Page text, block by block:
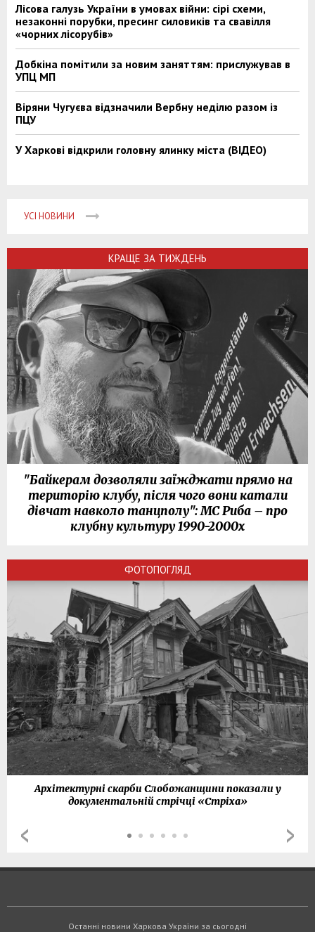
Лісова галузь України в умовах війни: сірі схеми,
незаконні порубки, пресинг силовиків та свавілля
«чорних лісорубів»
Добкіна помітили за новим заняттям: прислужував в
УПЦ МП
Віряни Чугуєва відзначили Вербну неділю разом із
ПЦУ
У Харкові відкрили головну ялинку міста (ВІДЕО)
УСІ НОВИНИ
КРАЩЕ ЗА ТИЖДЕНЬ
"Байкерам дозволяли заїжджати прямо на
територію клубу, після чого вони катали
дівчат навколо танцполу": МС Риба – про
клубну культуру 1990-2000х
ФОТОПОГЛЯД
Архітектурні скарби Слобожанщини показали у
документальній стрічці «Стріха»
Останні новини Харкова України за сьогодні